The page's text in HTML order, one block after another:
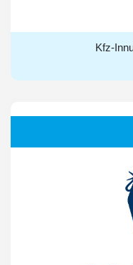
Kfz-
Hahn